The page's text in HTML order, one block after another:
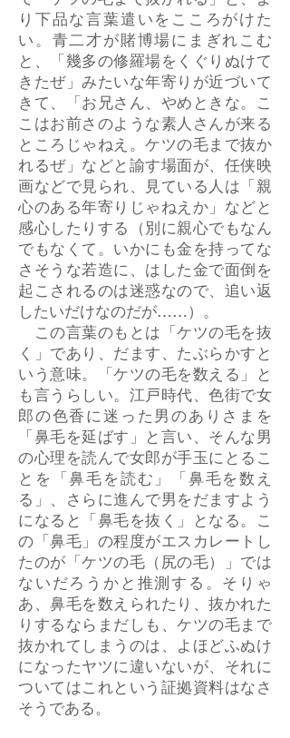
り下品な言葉遣いをこころがけた
い。青二才が賭博場にまぎれこむ
と、「幾多の修羅場をくぐりぬけて
きたぜ」みたいな年寄りが近づいて
きて、「お兄さん、やめときな。こ
こはお前さのような素人さんが来る
ところじゃねえ。ケツの毛まで抜か
れるぜ」などと諭す場面が、任侠映
画などで見られ、見ている人は「親
心のある年寄りじゃねえか」などと
感心したりする（別に親心でもなん
でもなくて。いかにも金を持ってな
さそうな若造に、はした金で面倒を
起こされるのは迷惑なので、追い返
したいだけなのだが……）。
この言葉のもとは「ケツの毛を抜
く」であり、だます、たぶらかすと
いう意味。「ケツの毛を数える」と
も言うらしい。江戸時代、色街で女
郎の色香に迷った男のありさまを
「鼻毛を延ばす」と言い、そんな男
の心理を読んで女郎が手玉にとるこ
とを「鼻毛を読む」「鼻毛を数え
る」、さらに進んで男をだますよう
になると「鼻毛を抜く」となる。こ
の「鼻毛」の程度がエスカレートし
たのが「ケツの毛（尻の毛）」では
ないだろうかと推測する。そりゃ
あ、鼻毛を数えられたり、抜かれた
りするならまだしも、ケツの毛まで
抜かれてしまうのは、よほどふぬけ
になったヤツに違いないが、それに
ついてはこれという証拠資料はなさ
そうである。